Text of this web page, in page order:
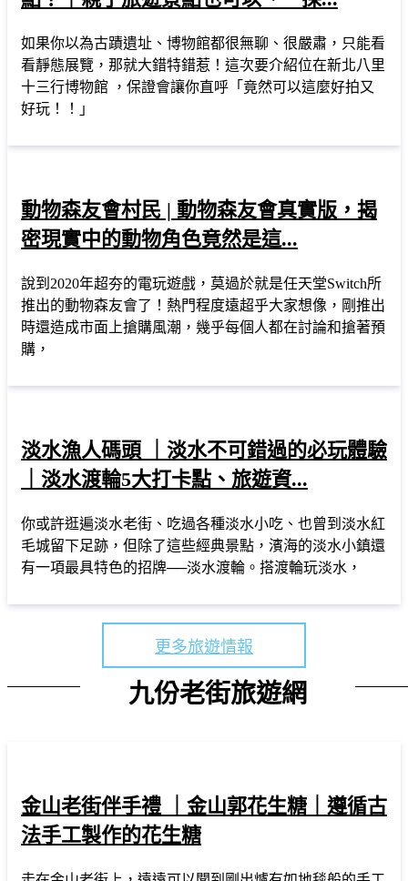
如果你以為古蹟遺址、博物館都很無聊、很嚴肅，只能看
看靜態展覽，那就大錯特錯惹！這次要介紹位在新北八里
十三行博物館 ，保證會讓你直呼「竟然可以這麼好拍又
好玩！！」
動物森友會村民 | 動物森友會真實版，揭
密現實中的動物角色竟然是這...
說到2020年超夯的電玩遊戲，莫過於就是任天堂Switch所
推出的動物森友會了！熱門程度遠超乎大家想像，剛推出
時還造成市面上搶購風潮，幾乎每個人都在討論和搶著預
購，
淡水漁人碼頭 ｜淡水不可錯過的必玩體驗
｜淡水渡輪5大打卡點、旅遊資...
你或許逛遍淡水老街、吃過各種淡水小吃、也曾到淡水紅
毛城留下足跡，但除了這些經典景點，濱海的淡水小鎮還
有一項最具特色的招牌──淡水渡輪。搭渡輪玩淡水，
更多旅遊情報
九份老街旅遊網
金山老街伴手禮 ｜金山郭花生糖｜遵循古
法手工製作的花生糖